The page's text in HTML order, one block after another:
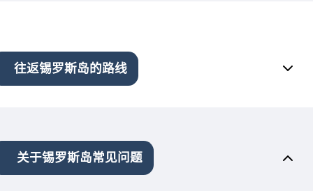
往返锡罗斯岛的路线
关于锡罗斯岛常见问题